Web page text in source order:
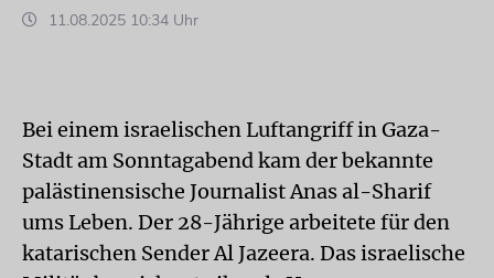
11.08.2025 10:34 Uhr
Bei einem israelischen Luftangriff in Gaza-
Stadt am Sonntagabend kam der bekannte
palästinensische Journalist Anas al-Sharif
ums Leben. Der 28-Jährige arbeitete für den
katarischen Sender Al Jazeera. Das israelische